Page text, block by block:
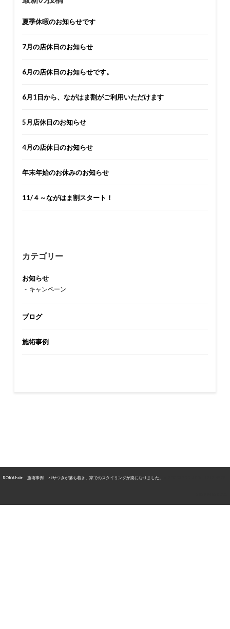
夏季休暇のお知らせです
7月の店休日のお知らせ
6月の店休日のお知らせです。
6月1日から、ながはま割がご利用いただけます
5月店休日のお知らせ
4月の店休日のお知らせ
年末年始のお休みのお知らせ
11/４～ながはま割スタート！
カテゴリー
お知らせ
キャンペーン
ブログ
施術事例
ROKA hair 施術事例 パサつきが落ち着き、家でのスタイリングが楽になりました。